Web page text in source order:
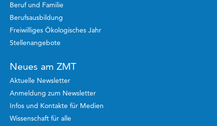
Beruf und Familie
Berufsausbildung
Freiwilliges Ökologisches Jahr
Stellenangebote
Neues am ZMT
Aktuelle Newsletter
Anmeldung zum Newsletter
Infos und Kontakte für Medien
Wissenschaft für alle